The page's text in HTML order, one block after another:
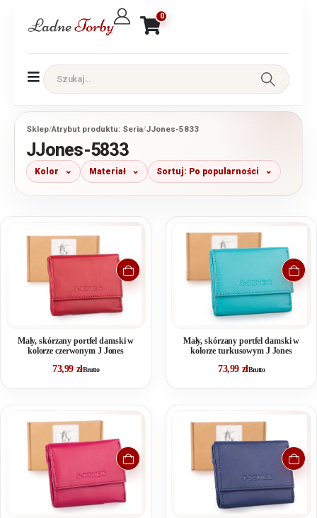
0
Sklep/Atrybut produktu: Seria/JJones-5833
JJones-5833
Kolor Materiał Sortuj: Po popularności
Mały, skórzany portfel damski w
kolorze czerwonym J Jones
73,99 złBrutto
Mały, skórzany portfel damski w
kolorze turkusowym J Jones
73,99 złBrutto